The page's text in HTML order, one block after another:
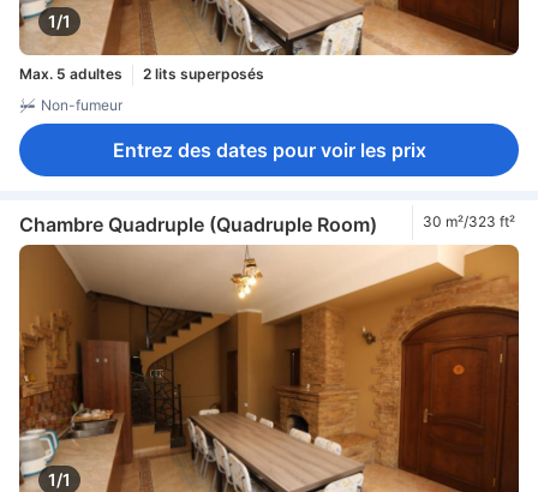
1/1
Max. 5 adultes
2 lits superposés
Non-fumeur
Entrez des dates pour voir les prix
Chambre Quadruple (Quadruple Room) 30 m²/323 ft²
1/1